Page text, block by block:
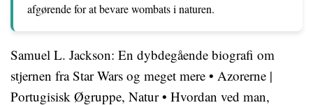
afgørende for at bevare wombats i naturen.
Samuel L. Jackson: En dybdegående biografi om
stjernen fra Star Wars og meget mere • Azorerne |
Portugisisk Øgruppe, Natur• Hvordan ved man,